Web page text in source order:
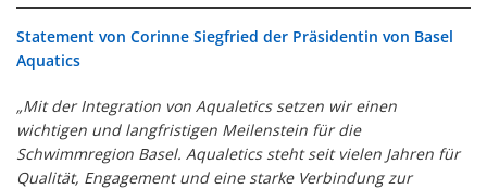
Statement von Corinne Siegfried der Präsidentin von Basel
Aquatics
„Mit der Integration von Aqualetics setzen wir einen
wichtigen und langfristigen Meilenstein für die
Schwimmregion Basel. Aqualetics steht seit vielen Jahren für
Qualität, Engagement und eine starke Verbindung zur